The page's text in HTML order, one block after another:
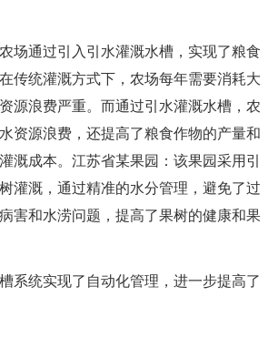
场通过引入引水灌溉水槽，实现了粮食
传统灌溉方式下，农场每年需要消耗大
源浪费严重。而通过引水灌溉水槽，农
资源浪费，还提高了粮食作物的产量和
溉成本。江苏省某果园：该果园采用引
灌溉，通过精准的水分管理，避免了过
害和水涝问题，提高了果树的健康和果
系统实现了自动化管理，进一步提高了